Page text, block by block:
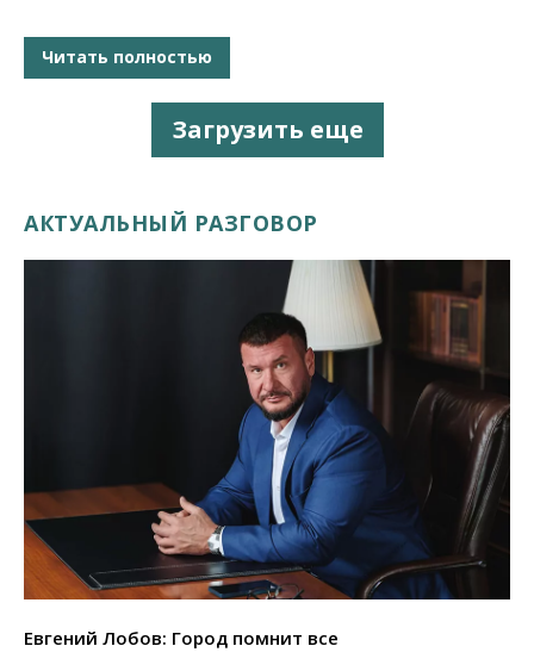
Читать полностью
Загрузить еще
АКТУАЛЬНЫЙ РАЗГОВОР
Евгений Лобов: Город помнит все